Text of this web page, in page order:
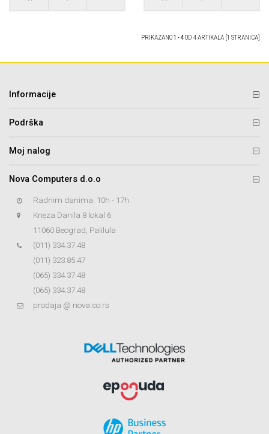
PRIKAZANO1 - 4OD 4 ARTIKALA [1 STRANICA]
Informacije
Podrška
Moj nalog
Nova Computers d.o.o
Radnim danima: 10h - 17h
Kneza Danila 8 lokal 6
11060 Beograd, Palilula
(011) 334.37.48
(011) 323.85.47
(065) 334.37.48
(065) 334.37.48
prodaja @ nova.co.rs